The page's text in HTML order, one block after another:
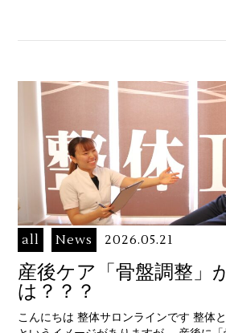
all News 2026.05.21
産後ケア「骨盤調整」
は？？？
こんにちは 整体サロンラインです 整体